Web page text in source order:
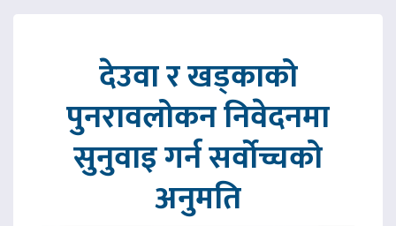
देउवा र खड्काको
पुनरावलोकन निवेदनमा
सुनुवाइ गर्न सर्वोच्चको
अनुमति